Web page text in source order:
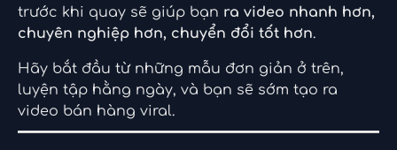
trước khi quay sẽ giúp bạn ra video nhanh hơn,
chuyên nghiệp hơn, chuyển đổi tốt hơn.
Hãy bắt đầu từ những mẫu đơn giản ở trên,
luyện tập hằng ngày, và bạn sẽ sớm tạo ra
video bán hàng viral.